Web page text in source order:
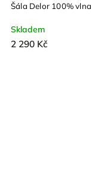
Šála Delor 100% vlna
Skladem
2 290 Kč